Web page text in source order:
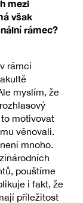
mezi
však
rámec?
rámci
myslím, že
motivovat
věnovali.
mnoho.
pouštíme
i fakt, že
příležitost